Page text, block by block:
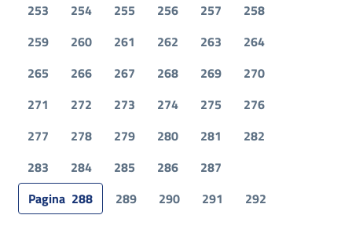
253
254 255 256 257
258
259
260 261 262 263
264
265
266 267 268 269
270
271
272 273 274 275
276
277
278 279 280 281
282
283
284 285 286
287
Pagina 288 289 290 291
292